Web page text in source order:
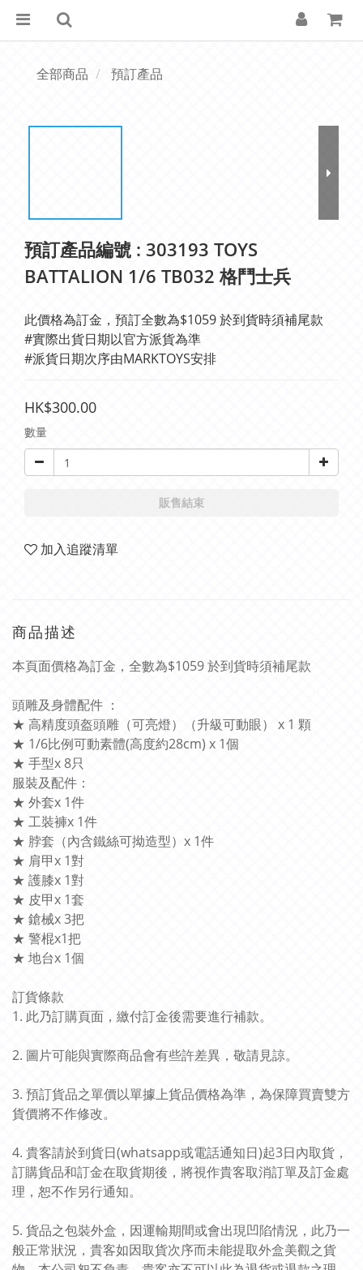
全部商品 預訂產品
預訂產品編號 : 303193 TOYS
BATTALION 1/6 TB032 格鬥士兵
此價格為訂金，預訂全數為$1059 於到貨時須補尾款
#實際出貨日期以官方派貨為準
#派貨日期次序由MARKTOYS安排
HK$300.00
數量
販售結束
加入追蹤清單
商品描述
本頁面價格為訂金，全數為$1059 於到貨時須補尾款
頭雕及身體配件 ：
★ 高精度頭盔頭雕（可亮燈）（升級可動眼） x 1 顆
★ 1/6比例可動素體(高度約28cm) x 1個
★ 手型x 8只
服裝及配件：
★ 外套x 1件
★ 工裝褲x 1件
★ 脖套（內含鐵絲可拗造型）x 1件
★ 肩甲x 1對
★ 護膝x 1對
★ 皮甲x 1套
★ 鎗械x 3把
★ 警棍x1把
★ 地台x 1個
訂貨條款
1. 此乃訂購頁面，繳付訂金後需要進行補款。
2. 圖片可能與實際商品會有些許差異，敬請見諒。
3. 預訂貨品之單價以單據上貨品價格為準，為保障買賣雙方
貨價將不作修改。
4. 貴客請於到貨日(whatsapp或電話通知日)起3日內取貨，
訂購貨品和訂金在取貨期後，將視作貴客取消訂單及訂金處
理，恕不作另行通知。
5. 貨品之包裝外盒，因運輸期間或會出現凹陷情況，此乃一
般正常狀況，貴客如因取貨次序而未能提取外盒美觀之貨